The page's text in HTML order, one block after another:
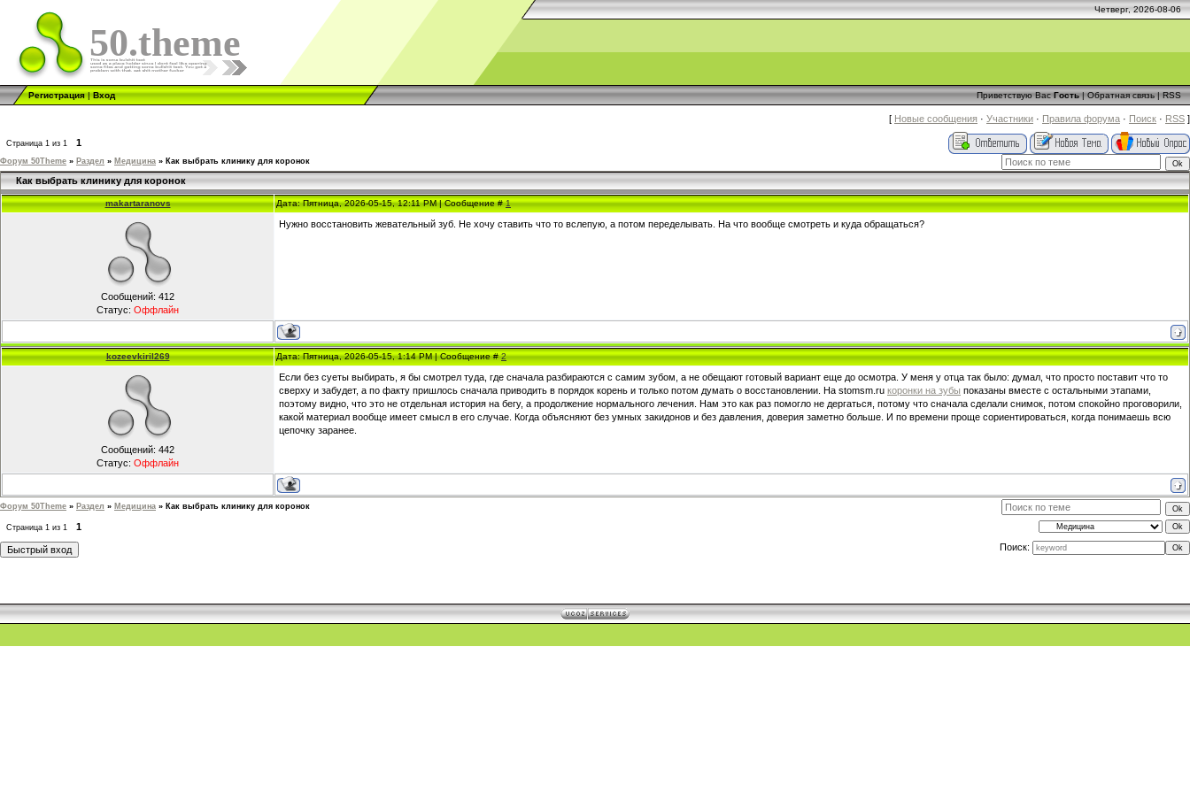
Четверг, 2026-08-06
50.theme
Регистрация|Вход Приветствую Вас Гость|Обратная связь|RSS
[ Новые сообщения · Участники · Правила форума · Поиск · RSS ]
Страница 1 из 1 1
Форум 50Theme » Раздел » Медицина » Как выбрать клинику для коронок
Как выбрать клинику для коронок
makartaranovs Дата: Пятница, 2026-05-15, 12:11 PM | Сообщение #1
Сообщений: 412
Статус: Оффлайн
Нужно восстановить жевательный зуб. Не хочу ставить что то вслепую, а потом переделывать. На что вообще смотреть и куда обращаться?
kozeevkiril269 Дата: Пятница, 2026-05-15, 1:14 PM | Сообщение #2
Сообщений: 442
Статус: Оффлайн
Если без суеты выбирать, я бы смотрел туда, где сначала разбираются с самим зубом, а не обещают готовый вариант еще до осмотра. У меня у отца так было: думал, что просто поставит что то
сверху и забудет, а по факту пришлось сначала приводить в порядок корень и только потом думать о восстановлении. На stomsm.ru коронки на зубы показаны вместе с остальными этапами,
поэтому видно, что это не отдельная история на бегу, а продолжение нормального лечения. Нам это как раз помогло не дергаться, потому что сначала сделали снимок, потом спокойно проговорили,
какой материал вообще имеет смысл в его случае. Когда объясняют без умных закидонов и без давления, доверия заметно больше. И по времени проще сориентироваться, когда понимаешь всю
цепочку заранее.
Форум 50Theme » Раздел » Медицина » Как выбрать клинику для коронок
Страница 1 из 1
1
Поиск: